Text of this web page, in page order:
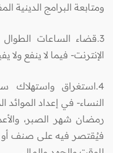
ومتابعة البرامج الدينية
3.قضاء الساعات
الإنترنت- فيما لا ينفع ولا
4.استغراق
النساء- في إعداد الموائد
رمضان شهر الصبر،
فيُقتصر فيه على صنف أو